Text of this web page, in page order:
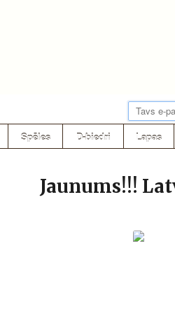
Spēles D-biedri Lapas
Jaunums!!!